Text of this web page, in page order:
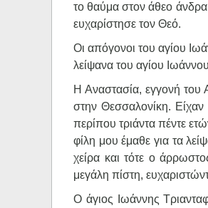
το θαύμα στον άθεο άνδρα
ευχαρίστησε τον Θεό.
Οι απόγονοι του αγίου
λείψανα του αγίου
Η Αναστασία, εγγονή του
στην Θεσσαλονίκη. Είχαν
περίπου τριάντα πέντε
φίλη μου έμαθε για τα
χείρα και τότε ο
μεγάλη πίστη,
Ο άγιος Ιωάννης